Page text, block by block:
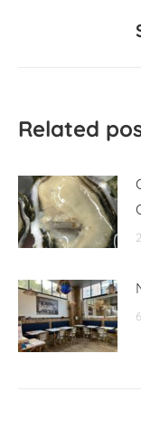
Related